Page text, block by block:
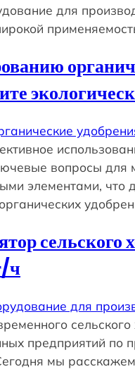
для
вопросы для
элементами,
сельского
ч
для
предприятий по
мы